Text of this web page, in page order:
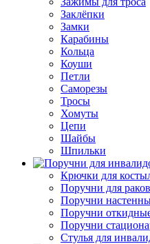
Заклёпки
Замки
Карабины
Кольца
Коуши
Петли
Саморезы
Тросы
Хомуты
Цепи
Шайбы
Шпильки
Крючки для
Поручни для
Поручни
Поручни
Поручни
Стулья для